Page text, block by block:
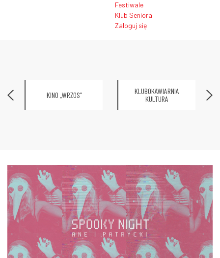
Festiwale
Klub Seniora
Zaloguj się
KINO „WRZOS”
KLUBOKAWIARNIA
KULTURA